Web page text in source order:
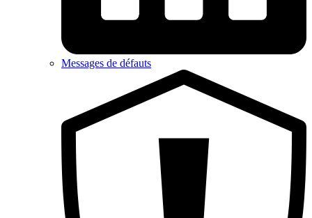
Messages de défauts